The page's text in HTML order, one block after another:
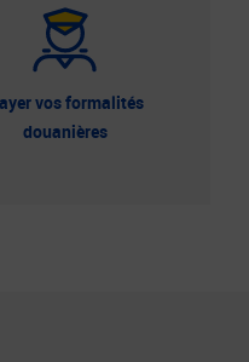
vos formalités
douanières